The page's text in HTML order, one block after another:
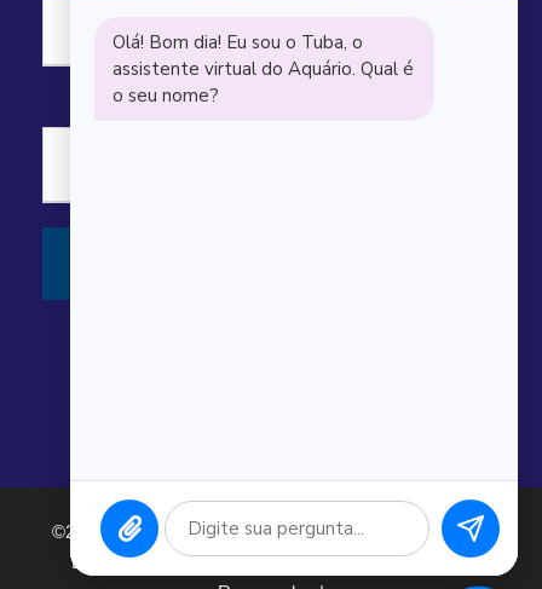
©2026 Argonauta Comércio e Serviços Oceanográficos
Ltda. CNPJ: 00.643.743/0001-80. Todos os direitos